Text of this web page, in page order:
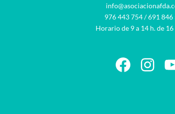
976 443 754/691 846
Horario de 9 a 14 h. de 16